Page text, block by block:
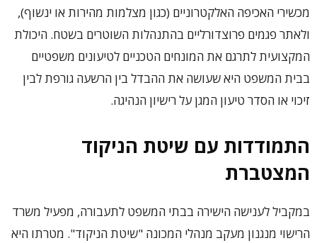
מכשירי האכיפה האלקטרוניים (כגון מצלמות מהירות או ינשוף),
ולאתר פגמים פרוצדורליים בהתנהלות השוטרים בשטח. היכולת
המקצועית לתרגם את המונחים הטכניים לטיעונים משפטיים
בבית המשפט היא שעושה את ההבדל בין הרשעה גורפת לבין
זיכוי או הסדר טיעון המגן על רישיון הנהיגה.
התמודדות עם שיטת הניקוד
המצטברת
במקביל לענישה הישירה בבתי המשפט לתעבורה, מפעיל משרד
הרישוי מנגנון מעקב מנהלי המכונה "שיטת הניקוד". מטרתו היא